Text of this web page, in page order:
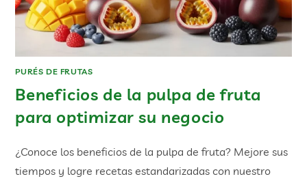
PURÉS DE FRUTAS
Beneficios de la pulpa de fruta
para optimizar su negocio
¿Conoce los beneficios de la pulpa de fruta? Mejore sus
tiempos y logre recetas estandarizadas con nuestro